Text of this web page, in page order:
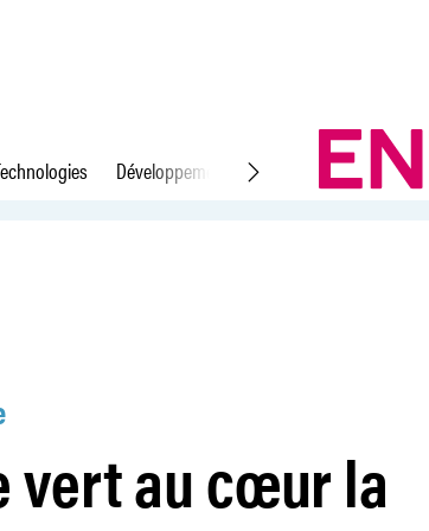
Développement durable Droit du travail
vert au cœur la